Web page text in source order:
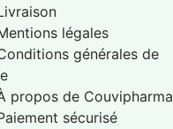
légales
générales de
propos de Couvipharma
sécurisé